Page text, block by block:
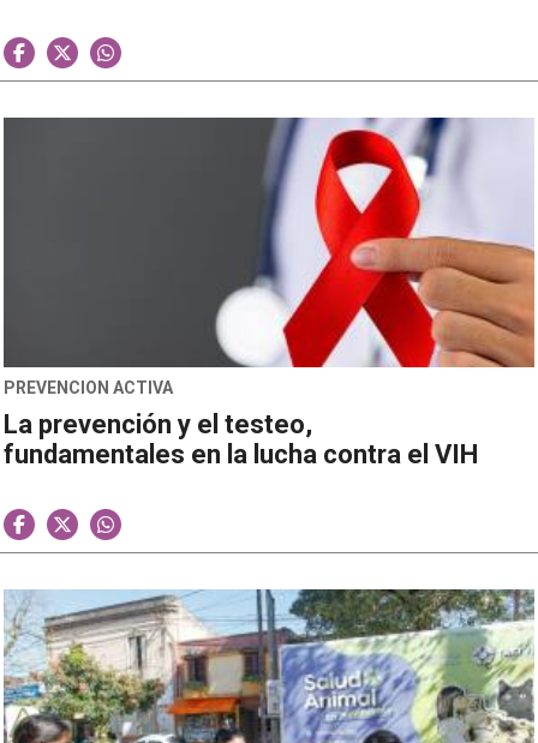
PREVENCION ACTIVA
La prevención y el testeo,
fundamentales en la lucha contra el VIH